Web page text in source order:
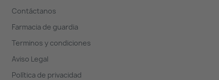
Contáctanos
Farmacia de guardia
Terminos y condiciones
Aviso Legal
Política de privacidad